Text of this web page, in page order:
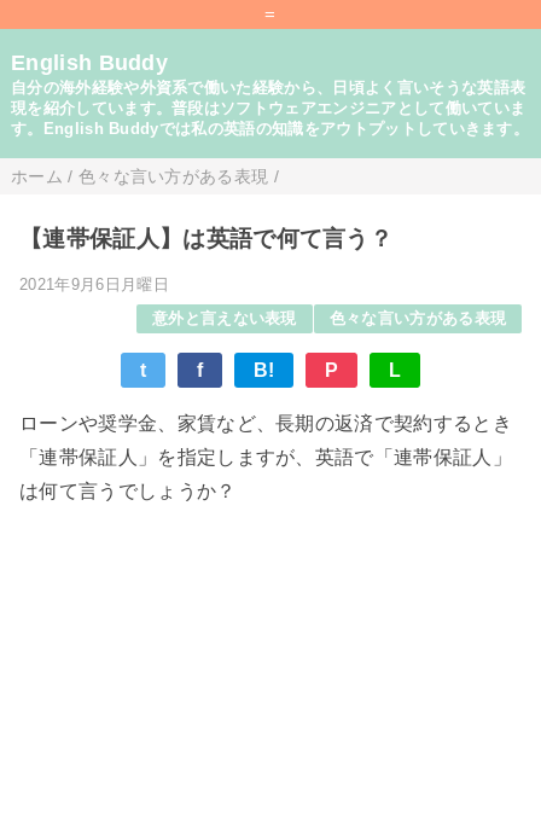
=
English Buddy
自分の海外経験や外資系で働いた経験から、日頃よく言いそうな英語表
現を紹介しています。普段はソフトウェアエンジニアとして働いていま
す。English Buddyでは私の英語の知識をアウトプットしていきます。
ホーム / 色々な言い方がある表現 /
【連帯保証人】は英語で何て言う？
2021年9月6日月曜日
意外と言えない表現
色々な言い方がある表現
t f B! P L
ローンや奨学金、家賃など、長期の返済で契約するとき
「連帯保証人」を指定しますが、英語で「連帯保証人」
は何て言うでしょうか？